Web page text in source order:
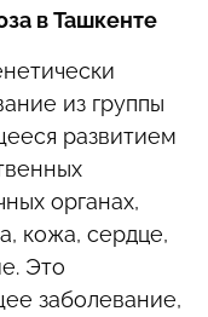
в Ташкенте
из группы
развитием
органах,
кожа, сердце,
Это
заболевание,